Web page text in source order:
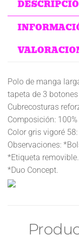
Polo de manga
tapeta de 3
Cubrecosturas
Composición:
Color gris vigoré
Observaciones:
*Etiqueta removible.
*Duo Concept.